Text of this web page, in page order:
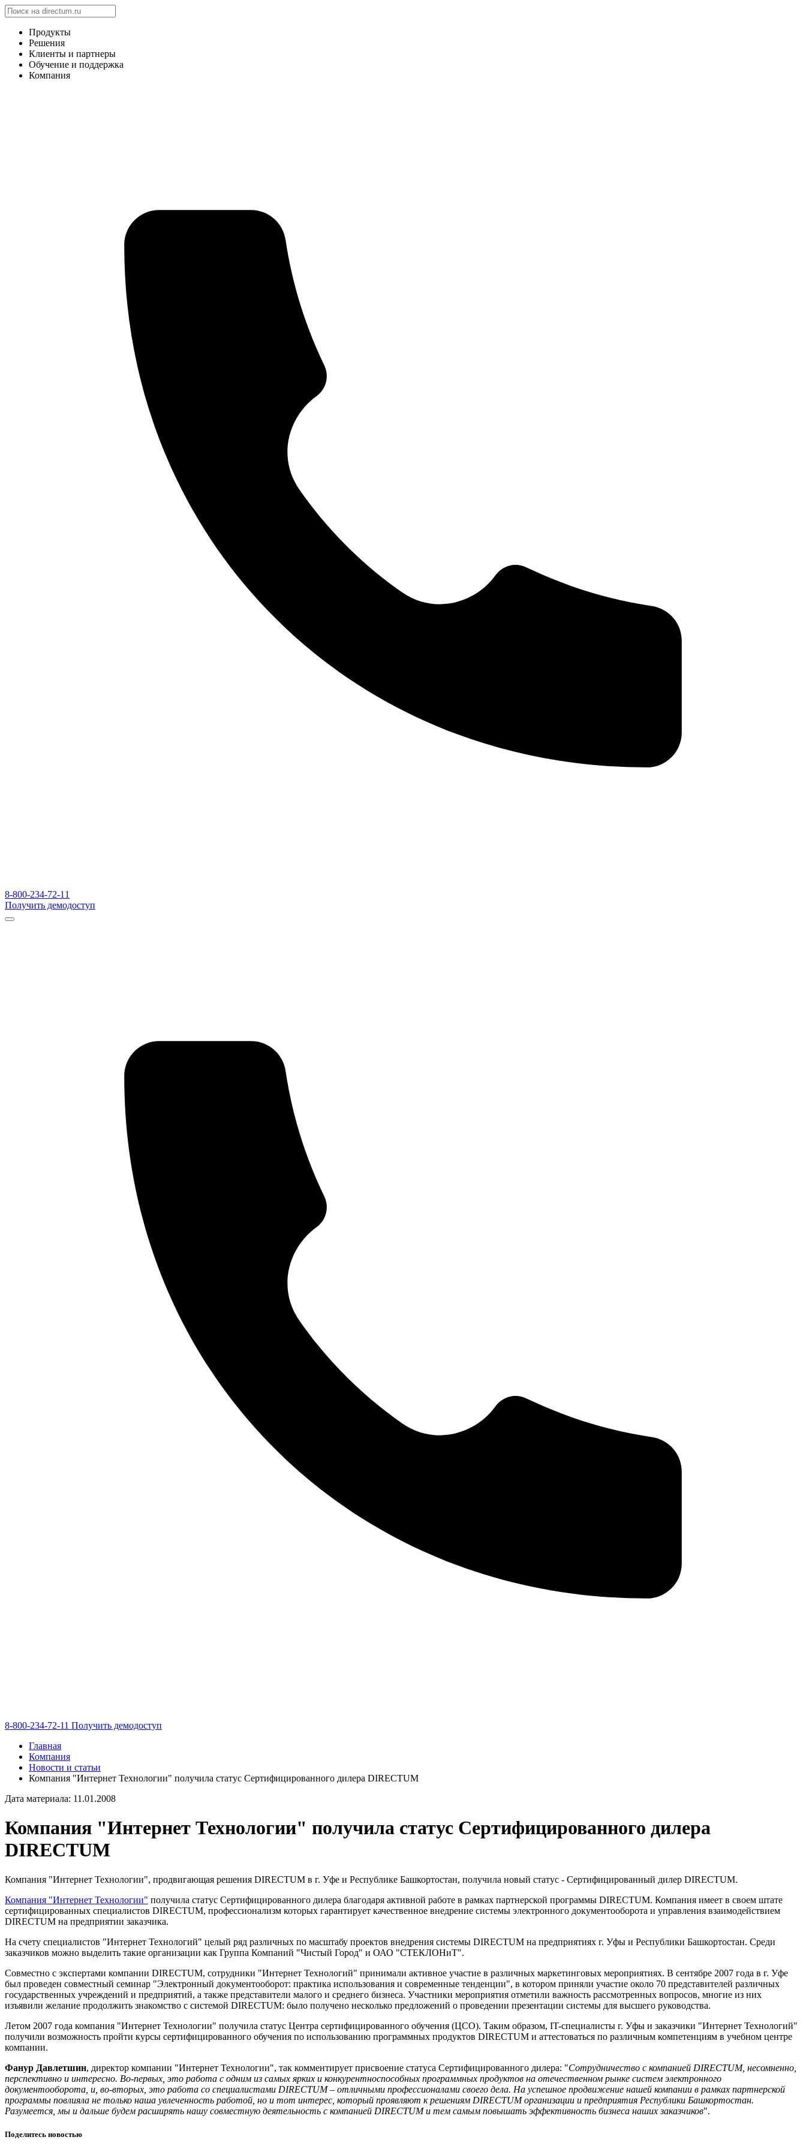
Продукты
Решения
Клиенты и партнеры
Обучение и поддержка
Компания
8-800-234-72-11
Получить демодоступ
8-800-234-72-11 Получить демодоступ
Главная
Компания
Новости и статьи
Компания "Интернет Технологии" получила статус Сертифицированного дилера DIRECTUM
Дата материала: 11.01.2008
Компания "Интернет Технологии" получила статус Сертифицированного дилера
DIRECTUM
Компания "Интернет Технологии", продвигающая решения DIRECTUM в г. Уфе и Республике Башкортостан, получила новый статус - Сертифицированный дилер DIRECTUM.
Компания "Интернет Технологии" получила статус Сертифицированного дилера благодаря активной работе в рамках партнерской программы DIRECTUM. Компания имеет в своем штате
сертифицированных специалистов DIRECTUM, профессионализм которых гарантирует качественное внедрение системы электронного документооборота и управления взаимодействием
DIRECTUM на предприятии заказчика.
На счету специалистов "Интернет Технологий" целый ряд различных по масштабу проектов внедрения системы DIRECTUM на предприятиях г. Уфы и Республики Башкортостан. Среди
заказчиков можно выделить такие организации как Группа Компаний "Чистый Город" и ОАО "СТЕКЛОНиТ".
Совместно с экспертами компании DIRECTUM, сотрудники "Интернет Технологий" принимали активное участие в различных маркетинговых мероприятиях. В сентябре 2007 года в г. Уфе
был проведен совместный семинар "Электронный документооборот: практика использования и современные тенденции", в котором приняли участие около 70 представителей различных
государственных учреждений и предприятий, а также представители малого и среднего бизнеса. Участники мероприятия отметили важность рассмотренных вопросов, многие из них
изъявили желание продолжить знакомство с системой DIRECTUM: было получено несколько предложений о проведении презентации системы для высшего руководства.
Летом 2007 года компания "Интернет Технологии" получила статус Центра сертифицированного обучения (ЦСО). Таким образом, IT-специалисты г. Уфы и заказчики "Интернет Технологий"
получили возможность пройти курсы сертифицированного обучения по использованию программных продуктов DIRECTUM и аттестоваться по различным компетенциям в учебном центре
компании.
Фанур Давлетшин, директор компании "Интернет Технологии", так комментирует присвоение статуса Сертифицированного дилера: "Сотрудничество с компанией DIRECTUM, несомненно,
перспективно и интересно. Во-первых, это работа с одним из самых ярких и конкурентноспособных программных продуктов на отечественном рынке систем электронного
документооборота, и, во-вторых, это работа со специалистами DIRECTUM – отличными профессионалами своего дела. На успешное продвижение нашей компании в рамках партнерской
программы повлияла не только наша увлеченность работой, но и тот интерес, который проявляют к решениям DIRECTUM организации и предприятия Республики Башкортостан.
Разумеется, мы и дальше будем расширять нашу совместную деятельность с компанией DIRECTUM и тем самым повышать эффективность бизнеса наших заказчиков".
Поделитесь новостью